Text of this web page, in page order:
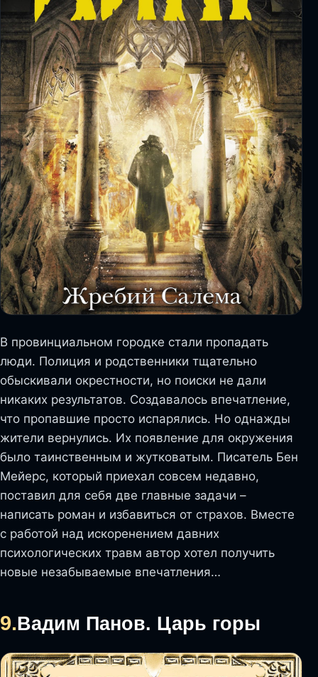
В провинциальном городке стали пропадать
люди. Полиция и родственники тщательно
обыскивали окрестности, но поиски не дали
никаких результатов. Создавалось впечатление,
что пропавшие просто испарялись. Но однажды
жители вернулись. Их появление для окружения
было таинственным и жутковатым. Писатель Бен
Мейерс, который приехал совсем недавно,
поставил для себя две главные задачи –
написать роман и избавиться от страхов. Вместе
с работой над искоренением давних
психологических травм автор хотел получить
новые незабываемые впечатления…
9.Вадим Панов. Царь горы